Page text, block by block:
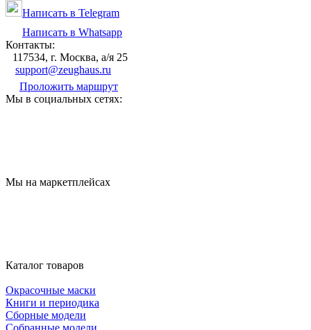
Написать в Telegram
Написать в Whatsapp
Контакты:
117534, г. Москва, а/я 25
support@zeughaus.ru
Проложить маршрут
Мы в социальных сетях:
Мы на маркетплейсах
Каталог товаров
Окрасочные маски
Книги и периодика
Сборные модели
Собранные модели